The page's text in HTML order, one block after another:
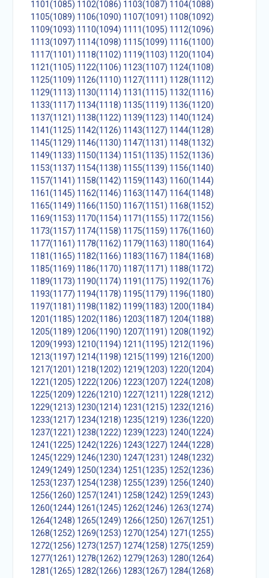
1101(1085) 1102(1086) 1103(1087) 1104(1088)
1105(1089) 1106(1090) 1107(1091) 1108(1092)
1109(1093) 1110(1094) 1111(1095) 1112(1096)
1113(1097) 1114(1098) 1115(1099) 1116(1100)
1117(1101) 1118(1102) 1119(1103) 1120(1104)
1121(1105) 1122(1106) 1123(1107) 1124(1108)
1125(1109) 1126(1110) 1127(1111) 1128(1112)
1129(1113) 1130(1114) 1131(1115) 1132(1116)
1133(1117) 1134(1118) 1135(1119) 1136(1120)
1137(1121) 1138(1122) 1139(1123) 1140(1124)
1141(1125) 1142(1126) 1143(1127) 1144(1128)
1145(1129) 1146(1130) 1147(1131) 1148(1132)
1149(1133) 1150(1134) 1151(1135) 1152(1136)
1153(1137) 1154(1138) 1155(1139) 1156(1140)
1157(1141) 1158(1142) 1159(1143) 1160(1144)
1161(1145) 1162(1146) 1163(1147) 1164(1148)
1165(1149) 1166(1150) 1167(1151) 1168(1152)
1169(1153) 1170(1154) 1171(1155) 1172(1156)
1173(1157) 1174(1158) 1175(1159) 1176(1160)
1177(1161) 1178(1162) 1179(1163) 1180(1164)
1181(1165) 1182(1166) 1183(1167) 1184(1168)
1185(1169) 1186(1170) 1187(1171) 1188(1172)
1189(1173) 1190(1174) 1191(1175) 1192(1176)
1193(1177) 1194(1178) 1195(1179) 1196(1180)
1197(1181) 1198(1182) 1199(1183) 1200(1184)
1201(1185) 1202(1186) 1203(1187) 1204(1188)
1205(1189) 1206(1190) 1207(1191) 1208(1192)
1209(1993) 1210(1194) 1211(1195) 1212(1196)
1213(1197) 1214(1198) 1215(1199) 1216(1200)
1217(1201) 1218(1202) 1219(1203) 1220(1204)
1221(1205) 1222(1206) 1223(1207) 1224(1208)
1225(1209) 1226(1210) 1227(1211) 1228(1212)
1229(1213) 1230(1214) 1231(1215) 1232(1216)
1233(1217) 1234(1218) 1235(1219) 1236(1220)
1237(1221) 1238(1222) 1239(1223) 1240(1224)
1241(1225) 1242(1226) 1243(1227) 1244(1228)
1245(1229) 1246(1230) 1247(1231) 1248(1232)
1249(1249) 1250(1234) 1251(1235) 1252(1236)
1253(1237) 1254(1238) 1255(1239) 1256(1240)
1256(1260) 1257(1241) 1258(1242) 1259(1243)
1260(1244) 1261(1245) 1262(1246) 1263(1274)
1264(1248) 1265(1249) 1266(1250) 1267(1251)
1268(1252) 1269(1253) 1270(1254) 1271(1255)
1272(1256) 1273(1257) 1274(1258) 1275(1259)
1277(1261) 1278(1262) 1279(1263) 1280(1264)
1281(1265) 1282(1266) 1283(1267) 1284(1268)